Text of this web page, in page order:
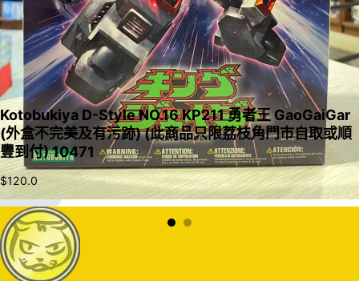
入購物車
Kotobukiya D-Style NO.16 KP211 勇者王 GaoGaiGar
(外盒不完美及有污跡) (此商品只限荔枝角門市自取或順
豐到付) 10471
$120.0